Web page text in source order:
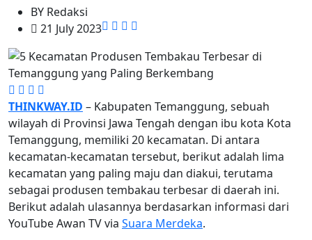
BY Redaksi
21 July 2023
THINKWAY.ID – Kabupaten Temanggung, sebuah
wilayah di Provinsi Jawa Tengah dengan ibu kota Kota
Temanggung, memiliki 20 kecamatan. Di antara
kecamatan-kecamatan tersebut, berikut adalah lima
kecamatan yang paling maju dan diakui, terutama
sebagai produsen tembakau terbesar di daerah ini.
Berikut adalah ulasannya berdasarkan informasi dari
YouTube Awan TV via Suara Merdeka.